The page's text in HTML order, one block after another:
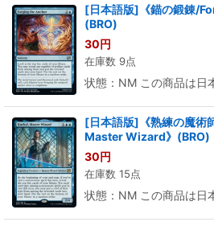
[日本語版]《錨の鍛錬/
(BRO)
30円
在庫数 9点
状態：NM この商品は日
[日本語版]《熟練の魔術
Master Wizard》(BRO)
30円
在庫数 15点
状態：NM この商品は日